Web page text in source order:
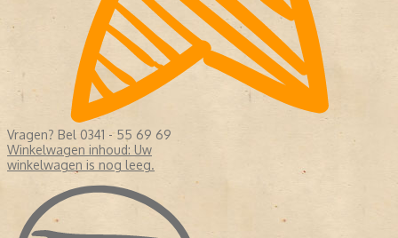
Vragen? Bel 0341 - 55 69 69
Winkelwagen inhoud: Uw
winkelwagen is nog leeg.